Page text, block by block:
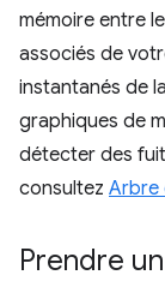
mémoire entre
associés de
instantanés de
graphiques de
détecter des
consultez Arbre
Prendre